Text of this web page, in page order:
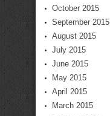
October 2015
September 2015
August 2015
July 2015
June 2015
May 2015
April 2015
March 2015